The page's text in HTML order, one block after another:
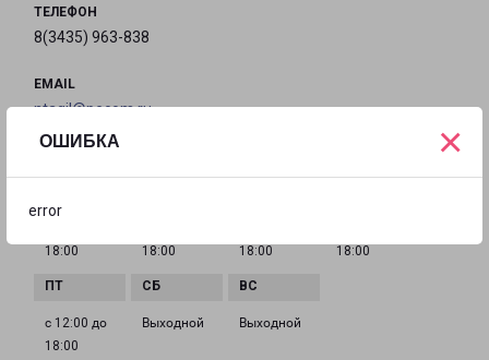
ОШИБКА
error
×
ТЕЛЕФОН
8(3435) 963-838
EMAIL
ntagil@pecom.ru
18:00
18:00
18:00
18:00
с 12:00 до
18:00
Выходной Выходной